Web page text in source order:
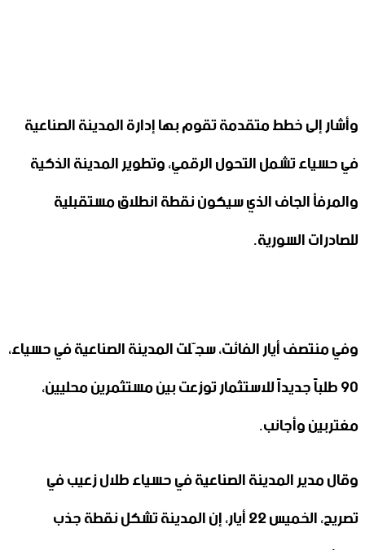
وأشار إلى خطط متقدمة تقوم بها إدارة المدينة الصناعية
في حسياء تشمل التحول الرقمي، وتطوير المدينة الذكية
والمرفأ الجاف الذي سيكون نقطة انطلاق مستقبلية
للصادرات السورية.
وفي منتصف أيار الفائت، سجّلت المدينة الصناعية في حسياء،
90 طلباً جديداً للاستثمار توزعت بين مستثمرين محليين،
مغتربين وأجانب.
وقال مدير المدينة الصناعية في حسياء طلال زعيب في
تصريح، الخميس 22 أيار، إن المدينة تشكل نقطة جذب